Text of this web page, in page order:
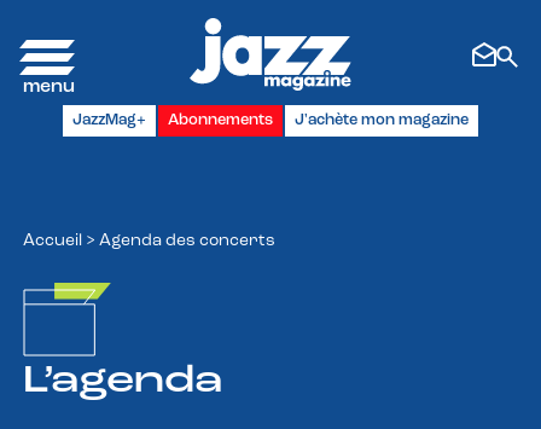
JazzMag+ Abonnements J'achète mon magazine
Accueil > Agenda des concerts
L’agenda